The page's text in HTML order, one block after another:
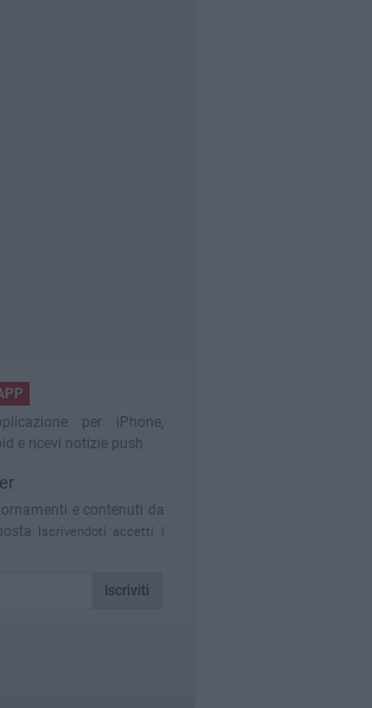
per iPhone,
e ricevi notizie push
e contenuti da
Iscrivendoti accetti i
Iscriviti